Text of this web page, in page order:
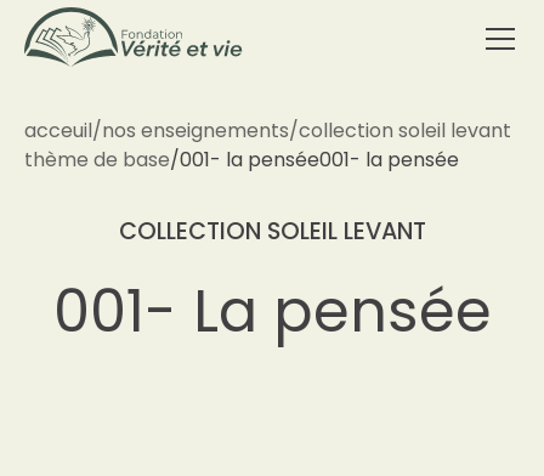
acceuil/nos enseignements/collection soleil levant
thème de base/001- la pensée001- la pensée
COLLECTION SOLEIL LEVANT
001- La pensée